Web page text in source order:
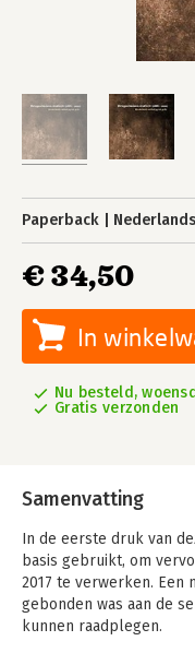
Paperback Nederlands
€ 34,50
In
Nu besteld,
Gratis verzonden
Samenvatting
In de eerste druk van
basis gebruikt, om
2017 te verwerken. Een
gebonden was aan de
kunnen raadplegen.